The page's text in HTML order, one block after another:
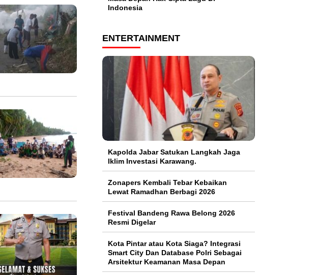
Indonesia
ENTERTAINMENT
Kapolda Jabar Satukan Langkah Jaga
Iklim Investasi Karawang.
Zonapers Kembali Tebar Kebaikan
Lewat Ramadhan Berbagi 2026
Festival Bandeng Rawa Belong 2026
Resmi Digelar
Kota Pintar atau Kota Siaga? Integrasi
Smart City Dan Database Polri Sebagai
Arsitektur Keamanan Masa Depan